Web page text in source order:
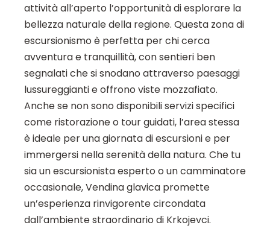
attività all’aperto l’opportunità di esplorare la
bellezza naturale della regione. Questa zona di
escursionismo è perfetta per chi cerca
avventura e tranquillità, con sentieri ben
segnalati che si snodano attraverso paesaggi
lussureggianti e offrono viste mozzafiato.
Anche se non sono disponibili servizi specifici
come ristorazione o tour guidati, l’area stessa
è ideale per una giornata di escursioni e per
immergersi nella serenità della natura. Che tu
sia un escursionista esperto o un camminatore
occasionale, Vendina glavica promette
un’esperienza rinvigorente circondata
dall’ambiente straordinario di Krkojevci.